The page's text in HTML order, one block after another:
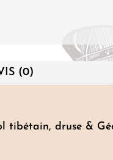
(0)
tibétain, druse &